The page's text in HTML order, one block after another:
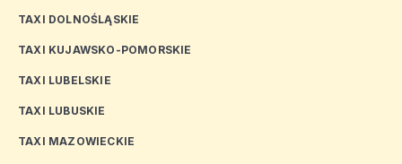
TAXI DOLNOŚLĄSKIE
TAXI KUJAWSKO-POMORSKIE
TAXI LUBELSKIE
TAXI LUBUSKIE
TAXI MAZOWIECKIE